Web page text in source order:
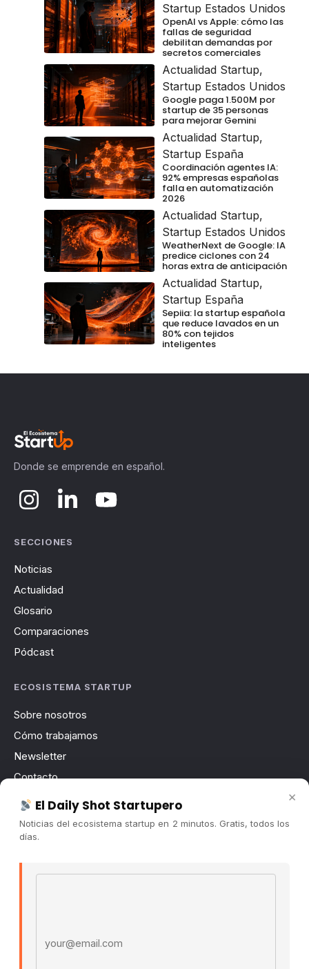
Startup Estados Unidos
OpenAI vs Apple: cómo las
fallas de seguridad
debilitan demandas por
secretos comerciales
Actualidad Startup,
Startup Estados Unidos
Google paga 1.500M por
startup de 35 personas
para mejorar Gemini
Actualidad Startup,
Startup España
Coordinación agentes IA:
92% empresas españolas
falla en automatización
2026
Actualidad Startup,
Startup Estados Unidos
WeatherNext de Google: IA
predice ciclones con 24
horas extra de anticipación
Actualidad Startup,
Startup España
Sepiia: la startup española
que reduce lavados en un
80% con tejidos
inteligentes
Donde se emprende en español.
SECCIONES
Noticias
Actualidad
Glosario
Comparaciones
Pódcast
ECOSISTEMA STARTUP
Sobre nosotros
Cómo trabajamos
Newsletter
Contacto
Publicidad
Convocatorias
×
El Daily Shot Startupero
Noticias del ecosistema startup en 2 minutos. Gratis, todos los
días.